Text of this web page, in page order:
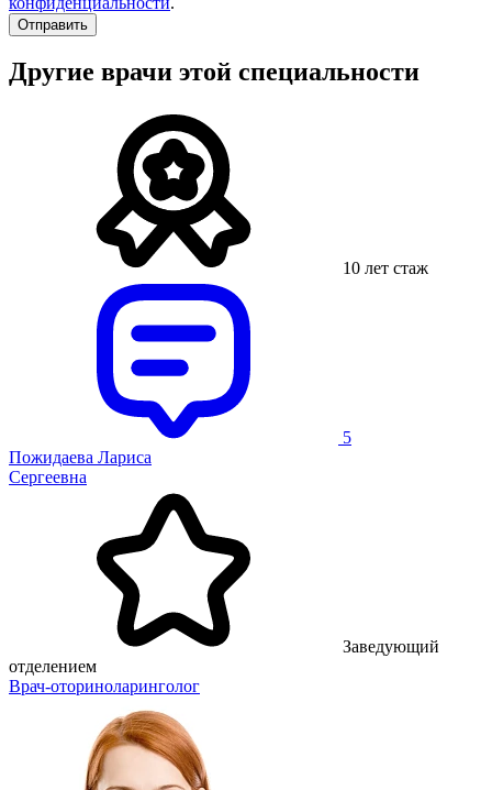
Другие врачи этой специальности
10 лет стаж
5
Пожидаева Лариса
Сергеевна
Заведующий
отделением
Врач-оториноларинголог